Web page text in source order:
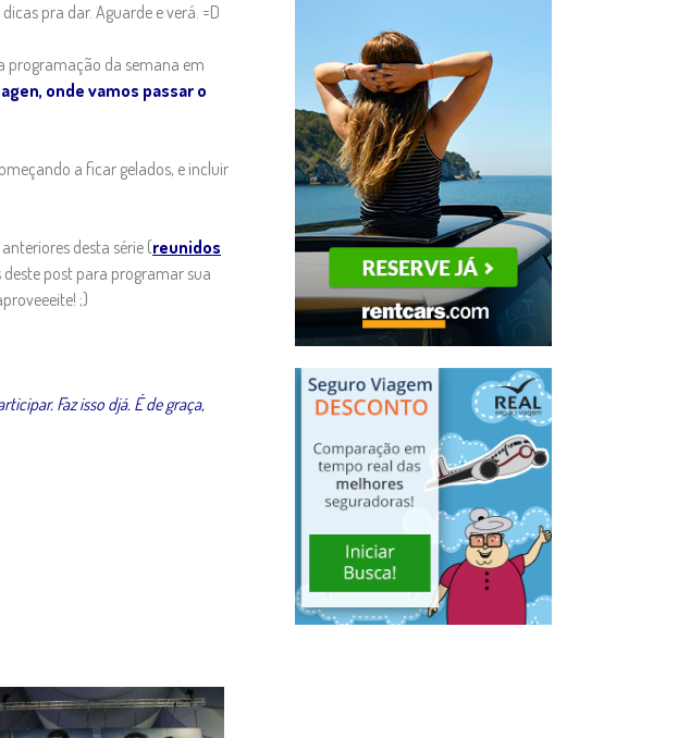
pra dar. Aguarde e verá. =D
programação da semana em
onde vamos passar o
a ficar gelados, e incluir
desta série (reunidos
post para programar sua
;)
Faz isso djá. É de graça,